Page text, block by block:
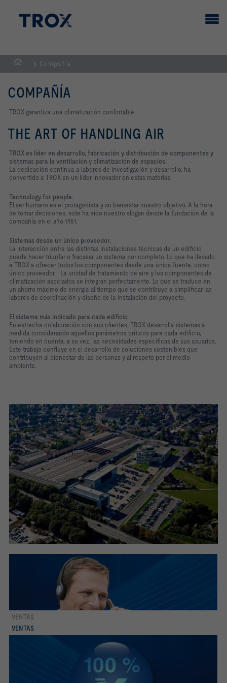
PÁGINA
PRINCIPAL
Compañía
COMPAÑÍA
TROX garantiza una climatización confortable
THE ART OF HANDLING AIR
TROX es líder en desarrollo, fabricación y distribución de componentes y
sistemas para la ventilación y climatización de espacios.
La dedicación continua a labores de investigación y desarrollo, ha
convertido a TROX en un líder innovador en estas materias.
Technology for people.
El ser humano es el protagonista y su bienestar nuestro objetivo. A la hora
de tomar decisiones, este ha sido nuestro slogan desde la fundación de la
compañía en el año 1951.
Sistemas desde un único proveedor.
La interacción entre las distintas instalaciones técnicas de un edificio
puede hacer triunfar o fracasar un sistema por completo. Lo que ha llevado
a TROX a ofrecer todos los componentes desde una única fuente, como
único proveedor. La unidad de tratamiento de aire y los componentes de
climatización asociados se integran perfectamente. Lo que se traduce en
un ahorro máximo de energía al tiempo que se contribuye a simplificar las
labores de coordinación y diseño de la instalación del proyecto.
El sistema más indicado para cada edificio.
En estrecha colaboración con sus clientes, TROX desarrolla sistemas a
medida considerando aquellos parámetros críticos para cada edificio,
teniendo en cuenta, a su vez, las necesidades específicas de sus usuarios.
Este trabajo confluye en el desarrollo de soluciones sostenibles que
contribuyen al bienestar de las personas y al respeto por el medio
ambiente.
VENTAS
VENTAS